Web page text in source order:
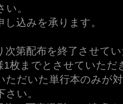
。
込みを承ります。
次第配布を終了させて
1枚までとさせていただ
ただいた単行本のみが
い。